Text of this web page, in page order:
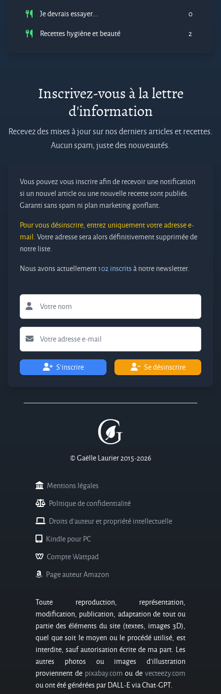
Je devrais essayer...
0
Recettes hygiène et beauté
2
Inscrivez-vous à la lettre
d'information
Recevez des mises à jour sur nos derniers articles et recettes.
Aucun spam, juste des nouveautés.
Vous pouvez vous inscrire afin de recevoir une notification
si un nouvel article ou une nouvelle recette sont publiés.
Garanti sans spam ni plan marketing gonflant.
Pour vous désinscrire, entrez uniquement votre adresse e-
mail.Votre adresse sera alors définitivement supprimée de
notre liste.
Nous avons actuellement102 inscritsà notre newsletter.
S'inscrire Se désinscrire
© Gaëlle Laurier 2015-2026
Mentions légales
Politique de confidentialité
Droits d'auteur et propriété intellectuelle
Kindle pour PC
Compte Wattpad
Page auteur Amazon
Toute reproduction, représentation,
modification, publication, adaptation de tout ou
partie des éléments du site (textes, images 3D),
quel que soit le moyen ou le procédé utilisé, est
interdite, sauf autorisation écrite de ma part. Les
autres photos ou images d’illustration
proviennent de pixabay.com ou devecteezy.com
ou ont été générées par DALL-E via Chat-GPT.